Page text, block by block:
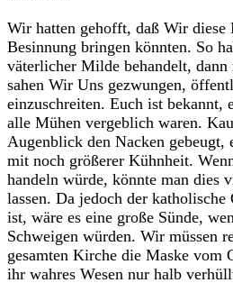
Wir hatten gehofft, daß Wir diese
Besinnung bringen könnten. So
väterlicher Milde behandelt,
sahen Wir Uns gezwungen,
einzuschreiten. Euch ist bekannt,
alle Mühen vergeblich waren.
Augenblick den Nacken gebeugt,
mit noch größerer Kühnheit.
handeln würde, könnte man dies
lassen. Da jedoch der katholische
ist, wäre es eine große Sünde,
Schweigen würden. Wir müssen
gesamten Kirche die Maske vom
ihr wahres Wesen nur halb